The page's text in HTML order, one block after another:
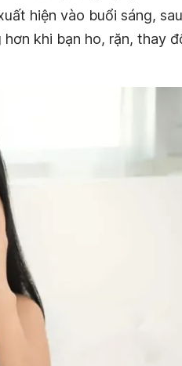
hiện vào buổi sáng,
khi bạn ho, rặn, thay